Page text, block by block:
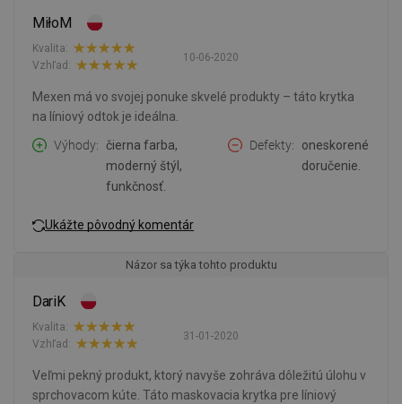
MiłoM
10-06-2020
Kvalita:
Vzhľad:
Mexen má vo svojej ponuke skvelé produkty – táto krytka
na líniový odtok je ideálna.
Výhody
čierna farba,
moderný štýl,
funkčnosť.
Defekty
oneskorené
doručenie.
Ukážte pôvodný komentár
Názor sa týka tohto produktu
DariK
31-01-2020
Kvalita:
Vzhľad:
Veľmi pekný produkt, ktorý navyše zohráva dôležitú úlohu v
sprchovacom kúte. Táto maskovacia krytka pre líniový